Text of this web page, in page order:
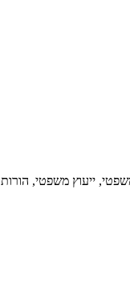
ייעוץ משפטי, הורות